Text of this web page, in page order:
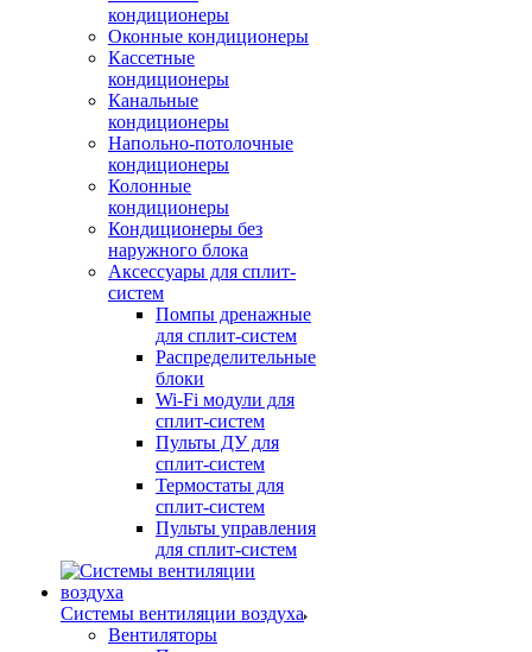
кондиционеры
Оконные кондиционеры
Кассетные
кондиционеры
Канальные
кондиционеры
Напольно-потолочные
кондиционеры
Колонные
кондиционеры
Кондиционеры без
наружного блока
Аксессуары для сплит-
систем
Помпы дренажные
для сплит-систем
Распределительные
блоки
Wi-Fi модули для
сплит-систем
Пульты ДУ для
сплит-систем
Термостаты для
сплит-систем
Пульты управления
для сплит-систем
Системы вентиляции воздуха
Вентиляторы